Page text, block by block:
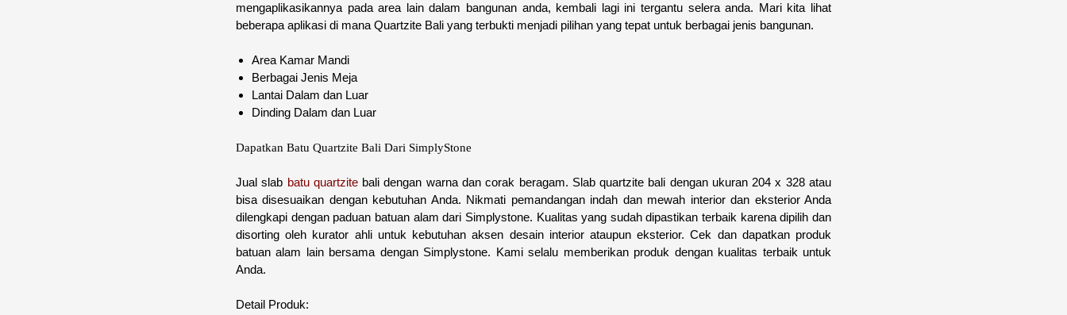
mengaplikasikannya pada area lain dalam bangunan anda, kembali lagi ini tergantu selera anda. Mari kita lihat
beberapa aplikasi di mana Quartzite Bali yang terbukti menjadi pilihan yang tepat untuk berbagai jenis bangunan.
Area Kamar Mandi
Berbagai Jenis Meja
Lantai Dalam dan Luar
Dinding Dalam dan Luar
Dapatkan Batu Quartzite Bali Dari SimplyStone
Jual slab batu quartzitebali dengan warna dan corak beragam. Slab quartzite bali dengan ukuran 204 x 328 atau
bisa disesuaikan dengan kebutuhan Anda. Nikmati pemandangan indah dan mewah interior dan eksterior Anda
dilengkapi dengan paduan batuan alam dari Simplystone. Kualitas yang sudah dipastikan terbaik karena dipilih dan
disorting oleh kurator ahli untuk kebutuhan aksen desain interior ataupun eksterior. Cek dan dapatkan produk
batuan alam lain bersama dengan Simplystone. Kami selalu memberikan produk dengan kualitas terbaik untuk
Anda.
Detail Produk: